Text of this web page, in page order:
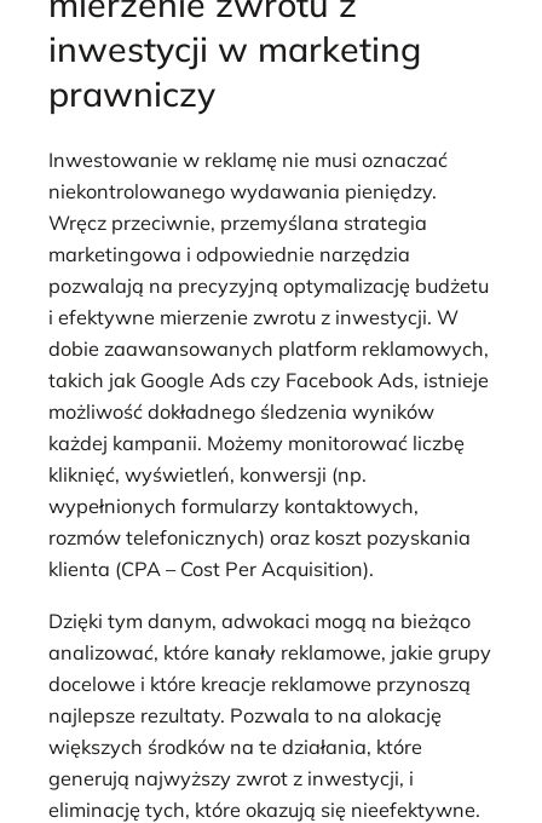
inwestycji w marketing
prawniczy
Inwestowanie w reklamę nie musi oznaczać
niekontrolowanego wydawania pieniędzy.
Wręcz przeciwnie, przemyślana strategia
marketingowa i odpowiednie narzędzia
pozwalają na precyzyjną optymalizację budżetu
i efektywne mierzenie zwrotu z inwestycji. W
dobie zaawansowanych platform reklamowych,
takich jak Google Ads czy Facebook Ads, istnieje
możliwość dokładnego śledzenia wyników
każdej kampanii. Możemy monitorować liczbę
kliknięć, wyświetleń, konwersji (np.
wypełnionych formularzy kontaktowych,
rozmów telefonicznych) oraz koszt pozyskania
klienta (CPA – Cost Per Acquisition).
Dzięki tym danym, adwokaci mogą na bieżąco
analizować, które kanały reklamowe, jakie grupy
docelowe i które kreacje reklamowe przynoszą
najlepsze rezultaty. Pozwala to na alokację
większych środków na te działania, które
generują najwyższy zwrot z inwestycji, i
eliminację tych, które okazują się nieefektywne.